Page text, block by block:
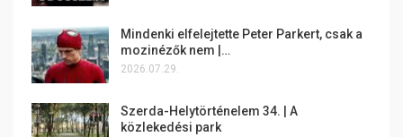
Mindenki elfelejtette Peter Parkert, csak a
mozinézők nem |…
2026.07.29.
Szerda-Helytörténelem 34. | A
közlekedési park